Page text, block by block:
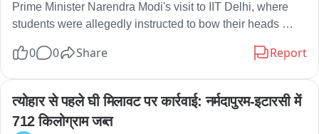
बाइट टू बाइट
शिबली सिद्दीकी,मैनेजिंग डायरेक्टर,शिबली कॉन्टिनेंटल प्राइवेट लिमिटेड。
Prime Minister Narendra Modi's visit to IIT Delhi, where
students were allegedly instructed to bow their heads
during Vedic chants.
Addressing the media, Owaisi questioned whether such
practices were in line with the constitutional values
expected to be upheld in educational institutions.
0 0 Share Report
त्योहार से पहले घी मिलावट पर कार्रवाई: नर्मदापुरम-इटारसी में
712 किलोग्राम जब्त